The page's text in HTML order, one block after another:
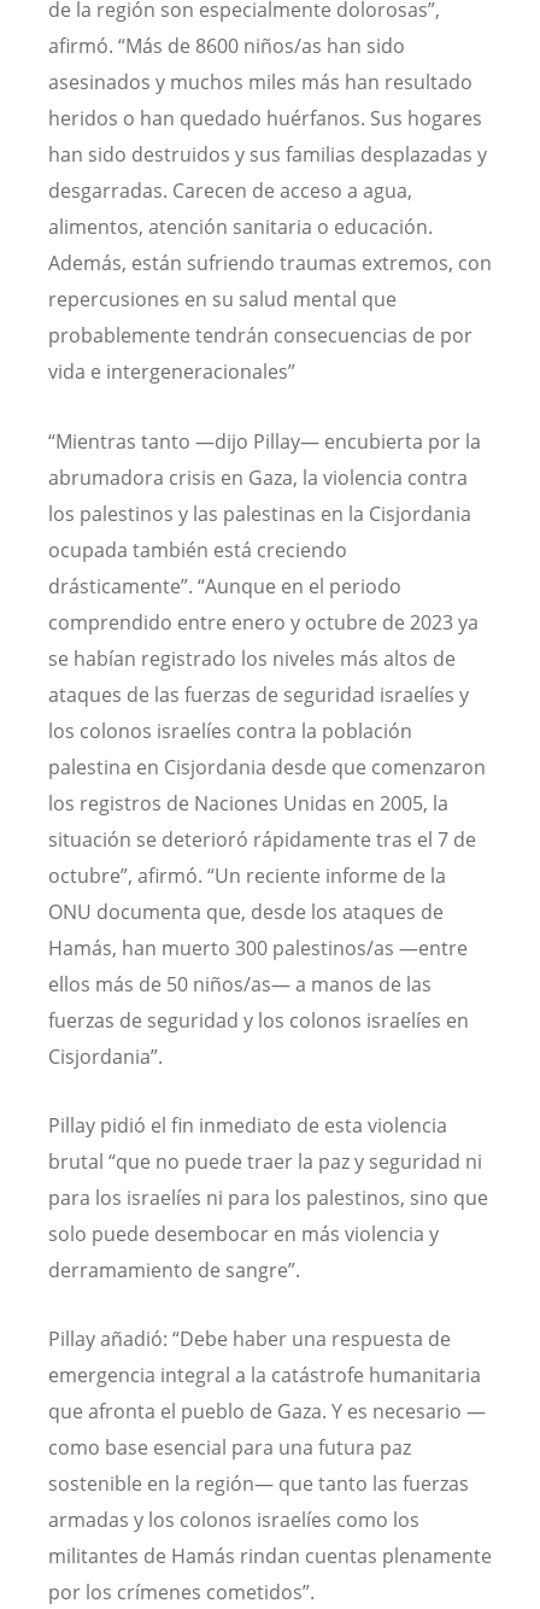
de la región son especialmente dolorosas”,
afirmó. “Más de 8600 niños/as han sido
asesinados y muchos miles más han resultado
heridos o han quedado huérfanos. Sus hogares
han sido destruidos y sus familias desplazadas y
desgarradas. Carecen de acceso a agua,
alimentos, atención sanitaria o educación.
Además, están sufriendo traumas extremos, con
repercusiones en su salud mental que
probablemente tendrán consecuencias de por
vida e intergeneracionales”
“Mientras tanto —dijo Pillay— encubierta por la
abrumadora crisis en Gaza, la violencia contra
los palestinos y las palestinas en la Cisjordania
ocupada también está creciendo
drásticamente”. “Aunque en el periodo
comprendido entre enero y octubre de 2023 ya
se habían registrado los niveles más altos de
ataques de las fuerzas de seguridad israelíes y
los colonos israelíes contra la población
palestina en Cisjordania desde que comenzaron
los registros de Naciones Unidas en 2005, la
situación se deterioró rápidamente tras el 7 de
octubre”, afirmó. “Un reciente informe de la
ONU documenta que, desde los ataques de
Hamás, han muerto 300 palestinos/as —entre
ellos más de 50 niños/as— a manos de las
fuerzas de seguridad y los colonos israelíes en
Cisjordania”.
Pillay pidió el fin inmediato de esta violencia
brutal “que no puede traer la paz y seguridad ni
para los israelíes ni para los palestinos, sino que
solo puede desembocar en más violencia y
derramamiento de sangre”.
Pillay añadió: “Debe haber una respuesta de
emergencia integral a la catástrofe humanitaria
que afronta el pueblo de Gaza. Y es necesario —
como base esencial para una futura paz
sostenible en la región— que tanto las fuerzas
armadas y los colonos israelíes como los
militantes de Hamás rindan cuentas plenamente
por los crímenes cometidos”.